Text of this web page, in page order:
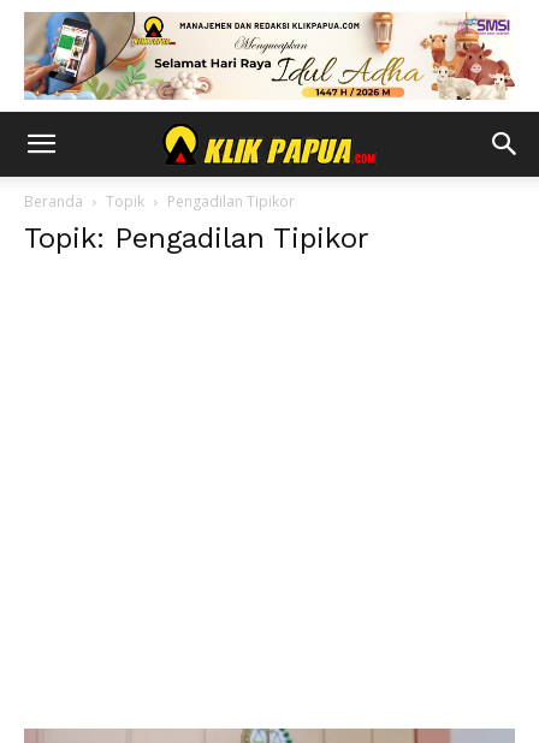
Beranda Topik Pengadilan Tipikor
Topik: Pengadilan Tipikor